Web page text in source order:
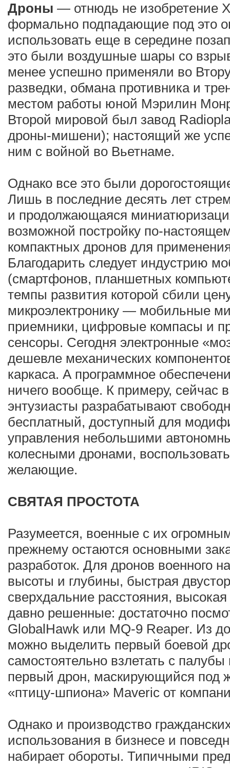
Дроны — отнюдь не изобретение
формально подпадающие под это
использовать еще в середине
это были воздушные шары со
менее успешно применяли во
разведки, обмана противника и
местом работы юной Мэрилин
Второй мировой был завод
дроны-мишени); настоящий же
ним с войной во Вьетнаме.
Однако все это были
Лишь в последние десять лет
и продолжающаяся
возможной постройку по-
компактных дронов для
Благодарить следует индустрию
(смартфонов, планшетных
темпы развития которой сбили
микроэлектронику — мобильные
приемники, цифровые компасы и
сенсоры. Сегодня электронные
дешевле механических
каркаса. А программное
ничего вообще. К примеру, сейчас
энтузиасты разрабатывают
бесплатный, доступный для
управления небольшими
колесными дронами,
желающие.
СВЯТАЯ ПРОСТОТА
Разумеется, военные с их
прежнему остаются основными
разработок. Для дронов военного
высоты и глубины, быстрая
сверхдальние расстояния,
давно решенные: достаточно
GlobalHawk или MQ-9 Reaper. Из
можно выделить первый боевой
самостоятельно взлетать с
первый дрон, маскирующийся под
«птицу-шпиона» Maveric от
Однако и производство
использования в бизнесе и
набирает обороты. Типичными